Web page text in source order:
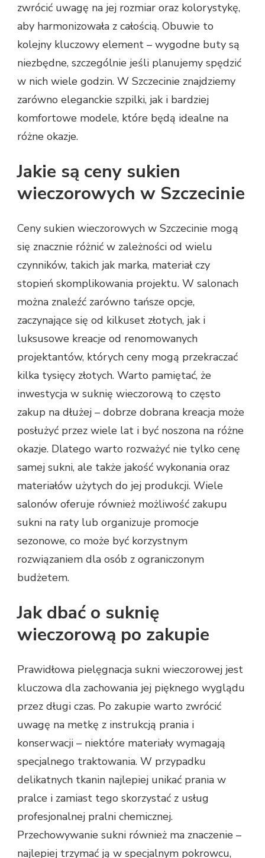
zwrócić uwagę na jej rozmiar oraz kolorystykę,
aby harmonizowała z całością. Obuwie to
kolejny kluczowy element – wygodne buty są
niezbędne, szczególnie jeśli planujemy spędzić
w nich wiele godzin. W Szczecinie znajdziemy
zarówno eleganckie szpilki, jak i bardziej
komfortowe modele, które będą idealne na
różne okazje.
Jakie są ceny sukien
wieczorowych w Szczecinie
Ceny sukien wieczorowych w Szczecinie mogą
się znacznie różnić w zależności od wielu
czynników, takich jak marka, materiał czy
stopień skomplikowania projektu. W salonach
można znaleźć zarówno tańsze opcje,
zaczynające się od kilkuset złotych, jak i
luksusowe kreacje od renomowanych
projektantów, których ceny mogą przekraczać
kilka tysięcy złotych. Warto pamiętać, że
inwestycja w suknię wieczorową to często
zakup na dłużej – dobrze dobrana kreacja może
posłużyć przez wiele lat i być noszona na różne
okazje. Dlatego warto rozważyć nie tylko cenę
samej sukni, ale także jakość wykonania oraz
materiałów użytych do jej produkcji. Wiele
salonów oferuje również możliwość zakupu
sukni na raty lub organizuje promocje
sezonowe, co może być korzystnym
rozwiązaniem dla osób z ograniczonym
budżetem.
Jak dbać o suknię
wieczorową po zakupie
Prawidłowa pielęgnacja sukni wieczorowej jest
kluczowa dla zachowania jej pięknego wyglądu
przez długi czas. Po zakupie warto zwrócić
uwagę na metkę z instrukcją prania i
konserwacji – niektóre materiały wymagają
specjalnego traktowania. W przypadku
delikatnych tkanin najlepiej unikać prania w
pralce i zamiast tego skorzystać z usług
profesjonalnej pralni chemicznej.
Przechowywanie sukni również ma znaczenie –
najlepiej trzymać ją w specjalnym pokrowcu,